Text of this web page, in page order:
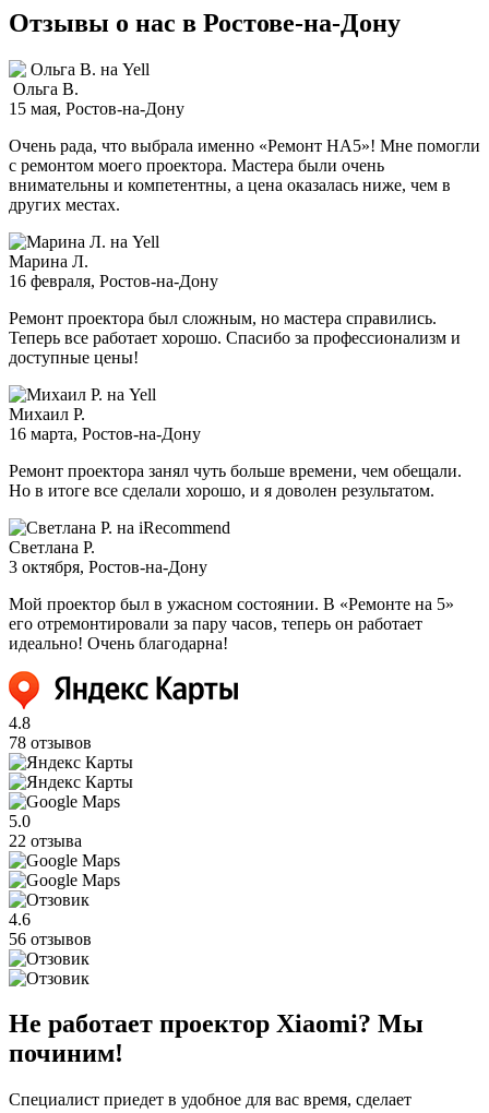
Отзывы о нас в Ростове-на-Дону
Ольга В.
15 мая, Ростов-на-Дону
Очень рада, что выбрала именно «Ремонт НА5»! Мне помогли
с ремонтом моего проектора. Мастера были очень
внимательны и компетентны, а цена оказалась ниже, чем в
других местах.
Марина Л.
16 февраля, Ростов-на-Дону
Ремонт проектора был сложным, но мастера справились.
Теперь все работает хорошо. Спасибо за профессионализм и
доступные цены!
Михаил Р.
16 марта, Ростов-на-Дону
Ремонт проектора занял чуть больше времени, чем обещали.
Но в итоге все сделали хорошо, и я доволен результатом.
Светлана Р.
3 октября, Ростов-на-Дону
Мой проектор был в ужасном состоянии. В «Ремонте на 5»
его отремонтировали за пару часов, теперь он работает
идеально! Очень благодарна!
4.8
78 отзывов
5.0
22 отзыва
4.6
56 отзывов
Не работает проектор Xiaomi? Мы
починим!
Специалист приедет в удобное для вас время, сделает